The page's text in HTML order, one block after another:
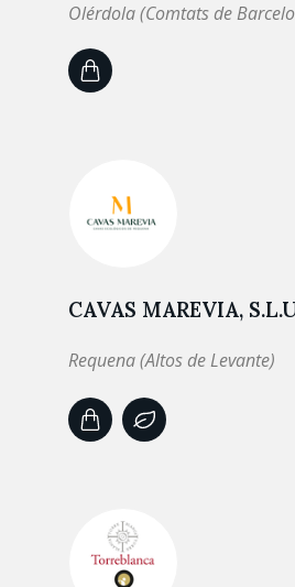
Olérdola (Comtats de
CAVAS MAREVIA,
Requena (Altos de Levante)